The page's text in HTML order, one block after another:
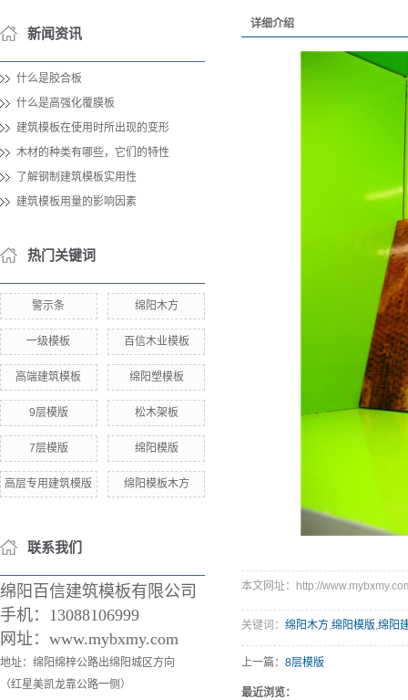
新闻资讯
什么是胶合板
什么是高强化覆膜板
建筑模板在使用时所出现的变形
木材的种类有哪些，它们的特性
了解钢制建筑模板实用性
建筑模板用量的影响因素
热门关键词
警示条 绵阳木方
一级模板 百信木业模板
高端建筑模板 绵阳塑模板
9层模版 松木架板
7层模版 绵阳模版
高层专用建筑模版 绵阳模板木方
联系我们
绵阳百信建筑模板有限公司
手机： 13088106999
网址：www.mybxmy.com
地址：绵阳绵梓公路出绵阳城区方向
（红星美凯龙靠公路一侧）
详细介绍
本文网址：http://
关键词： 绵阳木方,绵阳模版,绵阳
上一篇： 8层模版
最近浏览：